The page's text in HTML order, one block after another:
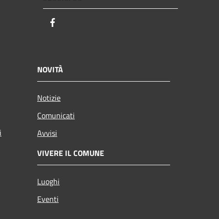
NOVITÀ
Notizie
Comunicati
Avvisi
VIVERE IL COMUNE
Luoghi
Eventi